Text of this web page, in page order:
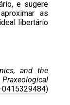
e sugere
as
libertário
and the
)